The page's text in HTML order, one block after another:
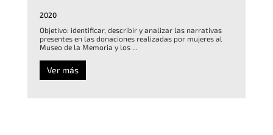
2020
Objetivo: identificar, describir y analizar las narrativas
presentes en las donaciones realizadas por mujeres al
Museo de la Memoria y los ...
Ver más